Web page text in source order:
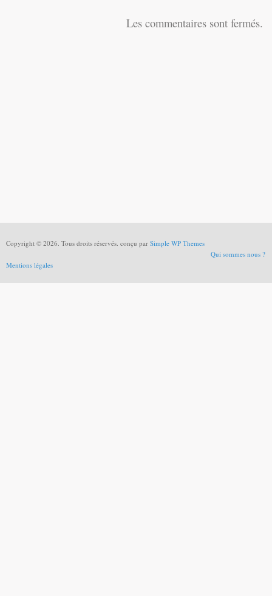
Les commentaires sont fermés.
Copyright © 2026. Tous droits réservés. conçu par Simple WP Themes
Qui sommes nous ?
Mentions légales